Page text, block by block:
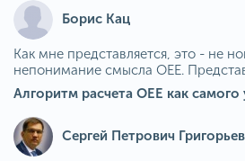
Борис Кац
Как мне представляется, это - не
непонимание смысла OEE.
Сергей Петрович Григорьев